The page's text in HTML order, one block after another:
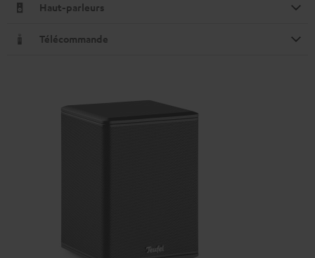
Haut-parleurs
Télécommande